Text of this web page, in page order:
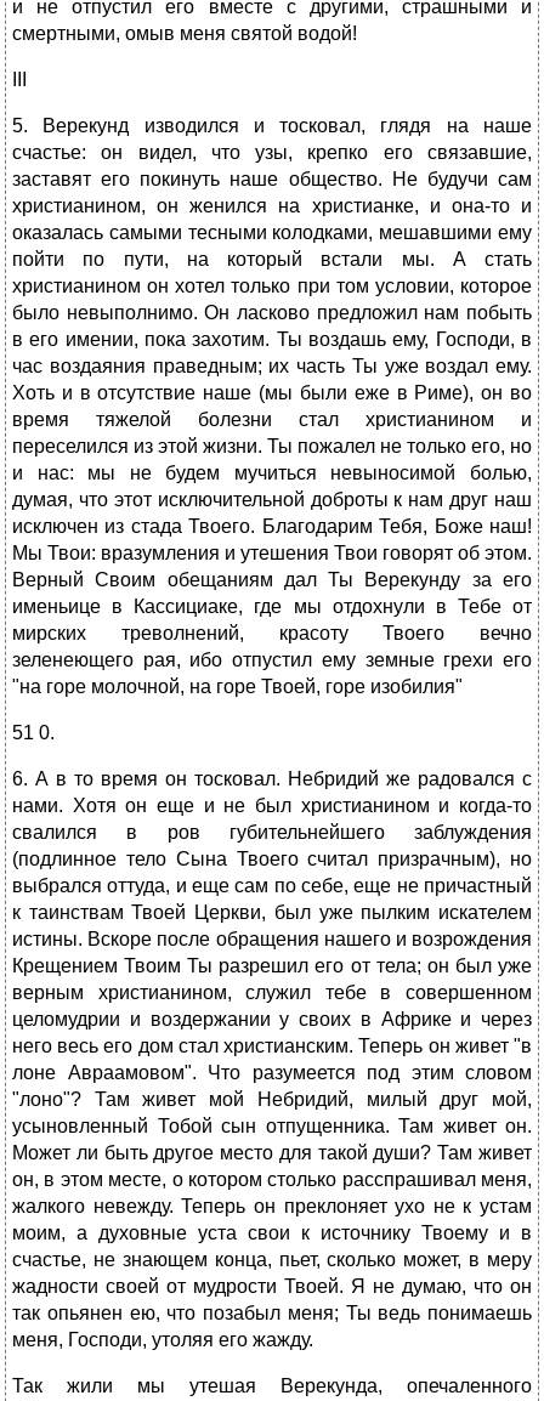
и не отпустил его вместе с другими, страшными и
смертными, омыв меня святой водой!
5. Верекунд изводился и тосковал, глядя на наше
счастье: он видел, что узы, крепко его связавшие,
заставят его покинуть наше общество. Не будучи сам
христианином, он женился на христианке, и она-то и
оказалась самыми тесными колодками, мешавшими ему
пойти по пути, на который встали мы. А стать
христианином он хотел только при том условии, которое
было невыполнимо. Он ласково предложил нам побыть
в его имении, пока захотим. Ты воздашь ему, Господи, в
час воздаяния праведным; их часть Ты уже воздал ему.
Хоть и в отсутствие наше (мы были еже в Риме), он во
время тяжелой болезни стал христианином и
переселился из этой жизни. Ты пожалел не только его, но
и нас: мы не будем мучиться невыносимой болью,
думая, что этот исключительной доброты к нам друг наш
исключен из стада Твоего. Благодарим Тебя, Боже наш!
Мы Твои: вразумления и утешения Твои говорят об этом.
Верный Своим обещаниям дал Ты Верекунду за его
именьице в Кассициаке, где мы отдохнули в Тебе от
мирских треволнений, красоту Твоего вечно
зеленеющего рая, ибо отпустил ему земные грехи его
"на горе молочной, на горе Твоей, горе изобилия"
51 0.
6. А в то время он тосковал. Небридий же радовался с
нами. Хотя он еще и не был христианином и когда-то
свалился в ров губительнейшего заблуждения
(подлинное тело Сына Твоего считал призрачным), но
выбрался оттуда, и еще сам по себе, еще не причастный
к таинствам Твоей Церкви, был уже пылким искателем
истины. Вскоре после обращения нашего и возрождения
Крещением Твоим Ты разрешил его от тела; он был уже
верным христианином, служил тебе в совершенном
целомудрии и воздержании у своих в Африке и через
него весь его дом стал христианским. Теперь он живет "в
лоне Авраамовом". Что разумеется под этим словом
"лоно"? Там живет мой Небридий, милый друг мой,
усыновленный Тобой сын отпущенника. Там живет он.
Может ли быть другое место для такой души? Там живет
он, в этом месте, о котором столько расспрашивал меня,
жалкого невежду. Теперь он преклоняет ухо не к устам
моим, а духовные уста свои к источнику Твоему и в
счастье, не знающем конца, пьет, сколько может, в меру
жадности своей от мудрости Твоей. Я не думаю, что он
так опьянен ею, что позабыл меня; Ты ведь понимаешь
меня, Господи, утоляя его жажду.
Так жили мы утешая Верекунда, опечаленного